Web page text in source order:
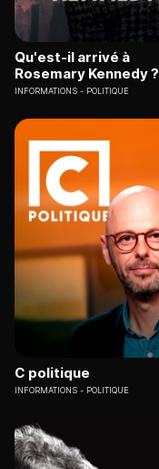
Qu'est-il arrivé à
Rosemary Kennedy ?
INFORMATIONS POLITIQUE
C politique
INFORMATIONS POLITIQUE